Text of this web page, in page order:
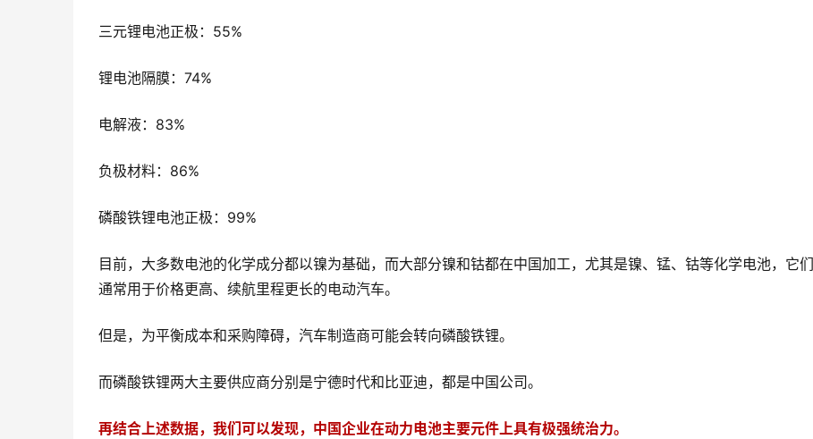
三元锂电池正极：55%
锂电池隔膜：74%
电解液：83%
负极材料：86%
磷酸铁锂电池正极：99%
目前，大多数电池的化学成分都以镍为基础，而大部分镍和钴都在中国加工，尤其是镍、锰、钴等化学电池，它们
通常用于价格更高、续航里程更长的电动汽车。
但是，为平衡成本和采购障碍，汽车制造商可能会转向磷酸铁锂。
而磷酸铁锂两大主要供应商分别是宁德时代和比亚迪，都是中国公司。
再结合上述数据，我们可以发现，中国企业在动力电池主要元件上具有极强统治力。